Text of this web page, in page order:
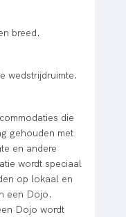
breed.
wedstrijdruimte.
die
gehouden met
en andere
wordt speciaal
op lokaal en
een Dojo.
Dojo wordt